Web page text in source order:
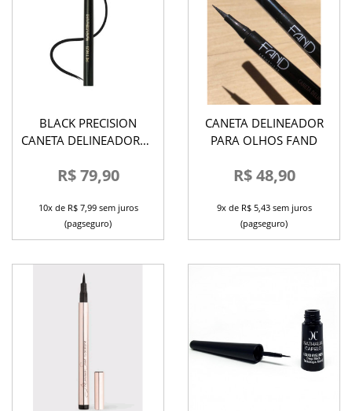
BLACK PRECISION
CANETA DELINEADORA -
R$ 79,90
10x de R$ 7,99 sem juros
(pagseguro)
CANETA DELINEADOR
PARA OLHOS FAND
R$ 48,90
9x de R$ 5,43 sem juros
(pagseguro)